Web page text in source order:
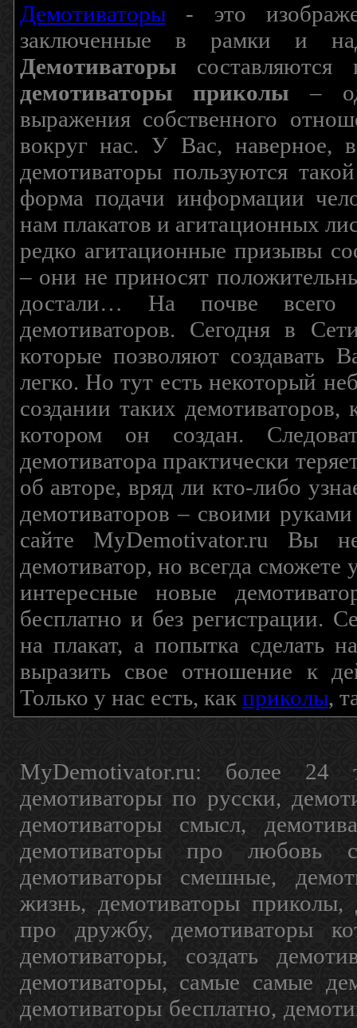
Демотиваторы- это
заключенные в рамки и
Демотиваторы составляются
демотиваторы приколы –
выражения собственного
вокруг нас. У Вас, наверное,
демотиваторы пользуются
форма подачи информации
нам плакатов и агитационных
редко агитационные призывы
– они не приносят
достали… На почве всего
демотиваторов. Сегодня в
которые позволяют создавать
легко. Но тут есть некоторый
создании таких
котором он создан.
демотиватора практически
об авторе, вряд ли кто-либо
демотиваторов – своими
сайте MyDemotivator.ru Вы
демотиватор, но всегда сможете
интересные новые
бесплатно и без регистрации.
на плакат, а попытка
выразить свое отношение к
Только у нас есть, как приколы,
MyDemotivator.ru: более 24
демотиваторы по русски,
демотиваторы смысл,
демотиваторы про любовь
демотиваторы смешные,
жизнь, демотиваторы приколы,
про дружбу, демотиваторы
демотиваторы, создать
демотиваторы, самые самые
демотиваторы бесплатно,